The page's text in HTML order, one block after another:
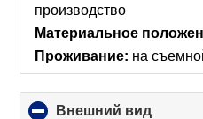
производство
Материальное
Проживание: на
Внешний вид